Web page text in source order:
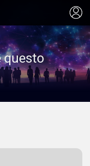
questo